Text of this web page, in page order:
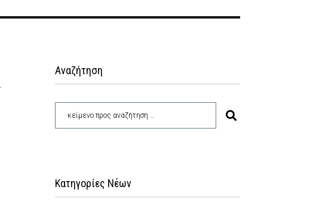
Αναζήτηση
Κατηγορίες Νέων